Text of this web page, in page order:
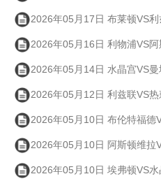
2026年05月17日 布莱顿VS利兹联_
2026年05月16日 利物浦VS阿斯顿维拉
2026年05月14日 水晶宫VS曼城_
2026年05月12日 利兹联VS热刺_
2026年05月10日 布伦特福德VS曼城_
2026年05月10日 阿斯顿维拉VS伯恩利
2026年05月10日 埃弗顿VS水晶宫_